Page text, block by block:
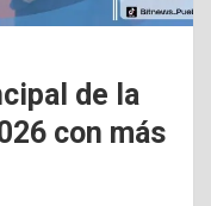
de la
con más